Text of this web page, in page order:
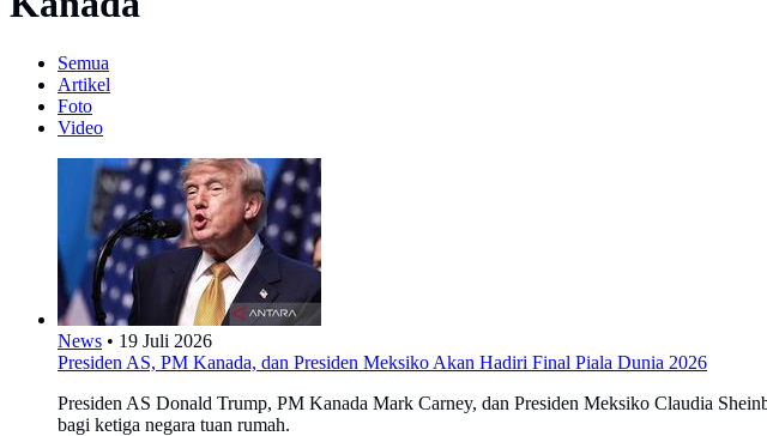
Semua
Artikel
Foto
Video
News • 19 Juli 2026
Presiden AS, PM Kanada, dan Presiden Meksiko Akan Hadiri Final Piala Dunia 2026
Presiden AS Donald Trump, PM Kanada Mark Carney, dan Presiden Meksiko Claudia
bagi ketiga negara tuan rumah.